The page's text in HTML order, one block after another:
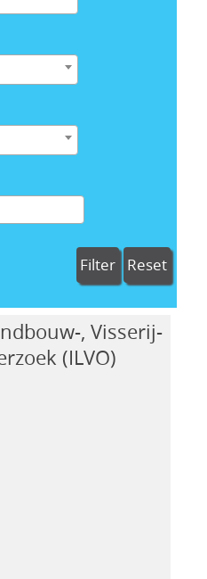
Filter Reset
, Visserij-
(ILVO)